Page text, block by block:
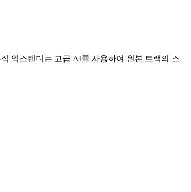
익스텐더는 고급 AI를 사용하여 원본 트랙의 스